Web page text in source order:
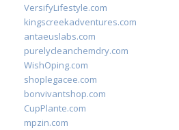
VersifyLifestyle.com
kingscreekadventures.com
antaeuslabs.com
purelycleanchemdry.com
WishOping.com
shoplegacee.com
bonvivantshop.com
CupPlante.com
mpzin.com